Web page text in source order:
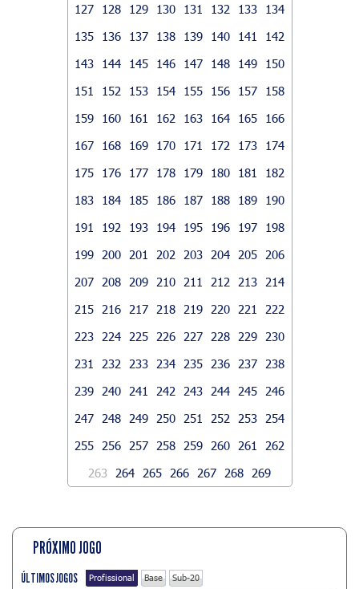
127
128 129 130 131 132 133
134
135
136 137 138 139 140 141
142
143
144 145 146 147 148 149
150
151
152 153 154 155 156 157
158
159
160 161 162 163 164 165
166
167
168 169 170 171 172 173
174
175
176 177 178 179 180 181
182
183
184 185 186 187 188 189
190
191
192 193 194 195 196 197
198
199
200 201 202 203 204 205
206
207
208 209 210 211 212 213
214
215
216 217 218 219 220 221
222
223
224 225 226 227 228 229
230
231
232 233 234 235 236 237
238
239
240 241 242 243 244 245
246
247
248 249 250 251 252 253
254
255
256 257 258 259 260 261
262
263
264 265 266 267 268 269
PRÓXIMO JOGO
ÚLTIMOS JOGOS Profissional Base Sub-20